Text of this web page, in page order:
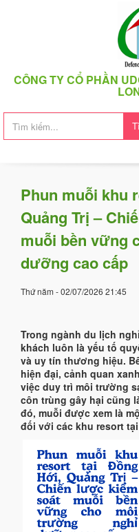
CÔNG TY CỔ PHẦN
Phun muỗi khu
Quảng Trị –
muỗi bền vững
dưỡng cao cấp
Thứ năm - 02/07/2026 21:45
Trong ngành du lịch
khách luôn là yếu tố
và uy tín thương hiệu.
hiện đại, cảnh quan
việc duy trì môi trường
côn trùng gây hại cũng
đó, muỗi được xem là
đối với các khu resort